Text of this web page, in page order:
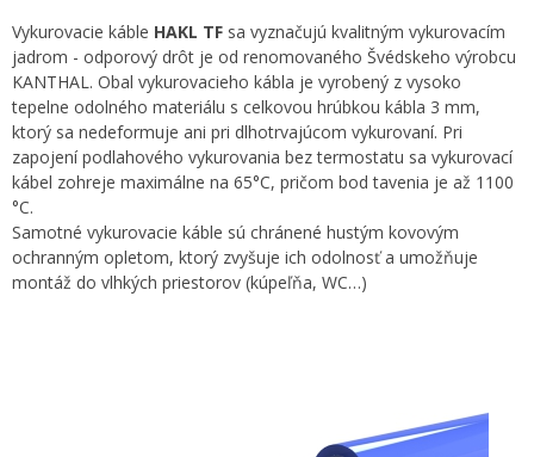
Vykurovacie káble HAKL TF sa vyznačujú kvalitným vykurovacím
jadrom - odporový drôt je od renomovaného Švédskeho výrobcu
KANTHAL. Obal vykurovacieho kábla je vyrobený z vysoko
tepelne odolného materiálu s celkovou hrúbkou kábla 3 mm,
ktorý sa nedeformuje ani pri dlhotrvajúcom vykurovaní. Pri
zapojení podlahového vykurovania bez termostatu sa vykurovací
kábel zohreje maximálne na 65°C, pričom bod tavenia je až 1100
°C.
Samotné vykurovacie káble sú chránené hustým kovovým
ochranným opletom, ktorý zvyšuje ich odolnosť a umožňuje
montáž do vlhkých priestorov (kúpeľňa, WC…)